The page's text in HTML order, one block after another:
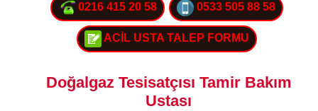
0216 415 20 58 0533 505 88 58
ACİL USTA TALEP FORMU
Doğalgaz Tesisatçısı Tamir Bakım
Ustası